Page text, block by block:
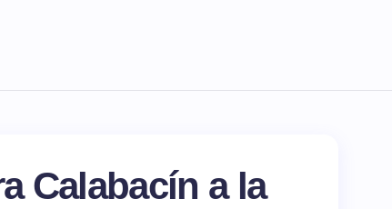
Calabacín a la